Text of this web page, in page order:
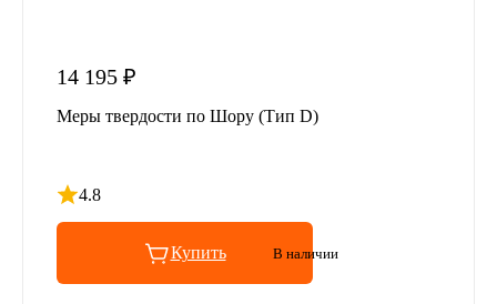
14 195 ₽
Меры твердости по Шору (Тип D)
4.8
Рейтинг 4.8 из 5
Купить В наличии